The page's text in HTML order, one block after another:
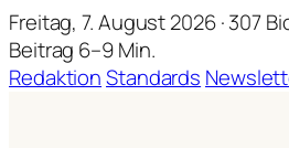
Freitag, 7. August 2026 · 307
Beitrag 6–9 Min.
RedaktionStandards